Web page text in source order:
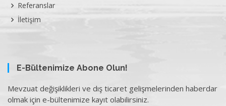
Referanslar
İletişim
E-Bültenimize Abone Olun!
Mevzuat değişiklikleri ve dış ticaret gelişmelerinden haberdar
olmak için e-bültenimize kayıt olabilirsiniz.